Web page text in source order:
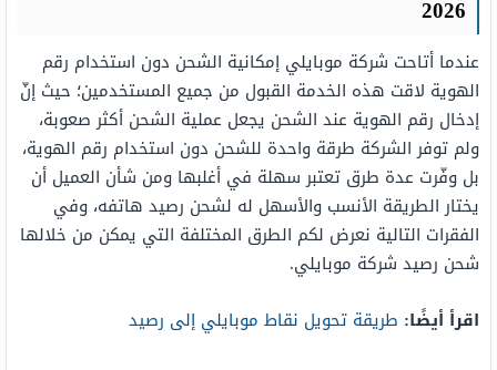
2026
عندما أتاحت شركة موبايلي إمكانية الشحن دون استخدام رقم
الهوية لاقت هذه الخدمة القبول من جميع المستخدمين؛ حيث إنّ
إدخال رقم الهوية عند الشحن يجعل عملية الشحن أكثر صعوبة،
ولم توفر الشركة طرقة واحدة للشحن دون استخدام رقم الهوية،
بل وفّرت عدة طرق تعتبر سهلة في أغلبها ومن شأن العميل أن
يختار الطريقة الأنسب والأسهل له لشحن رصيد هاتفه، وفي
الفقرات التالية نعرض لكم الطرق المختلفة التي يمكن من خلالها
شحن رصيد شركة موبايلي.
اقرأ أيضًا: طريقة تحويل نقاط موبايلي إلى رصيد